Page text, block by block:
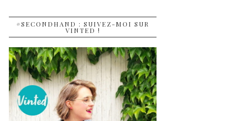
#SECONDHAND : SUIVEZ-MOI SUR
VINTED !